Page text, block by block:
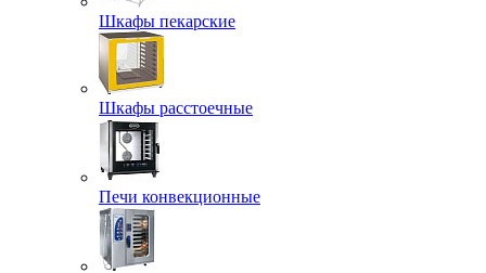
Шкафы пекарские
Шкафы расстоечные
Печи конвекционные